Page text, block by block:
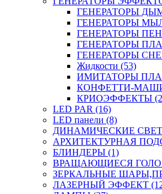
ГЕНЕРАТОРЫ
ГЕНЕРАТОРЫ
ГЕНЕРАТОРЫ
ГЕНЕРАТОРЫ
ГЕНЕРАТОРЫ
Жидкости (53)
ИМИТАТОРЫ
КОНФЕТТИ-
КРИОЭФФЕКТЫ
LED PAR (16)
LED панели (8)
ДИНАМИЧЕСКИЕ
АРХИТЕКТУРНАЯ
БЛИНДЕРЫ (1)
ВРАЩАЮЩИЕСЯ
ЗЕРКАЛЬНЫЕ
ЛАЗЕРНЫЙ ЭФФЕКТ